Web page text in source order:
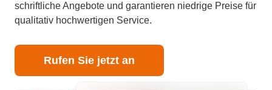
schriftliche Angebote und garantieren niedrige Preise für
qualitativ hochwertigen Service.
Rufen Sie jetzt an